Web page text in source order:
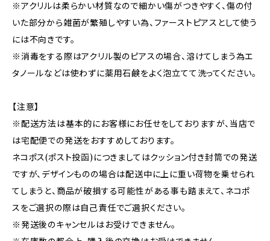
※アクリルは柔らかい材質なので細かい傷がつきやすく、傷の付
いた部分から雑菌が繁殖しやすい為、ファーストピアスとして使う
には不向きです。
※消毒をする際はアクリル製のピアスの場合、溶けてしまう為エ
タノールなどは使わずに薬用石鹸をよく泡立てて洗ってください。
【注意】
※配送方法は基本的にお客様にお任せをしておりますが、当店で
は宅配便での発送をおすすめしております。
ネコポス(ポスト投函)につきましてはクッション付き封筒での発送
ですが、デザインものの場合は配送中に上に重い荷物を乗せられ
てしまうと、商品が破損する可能性がある事も踏まえて、ネコポ
スをご選択の際は自己責任でご選択ください。
※発送後のキャンセルはお受けできません。